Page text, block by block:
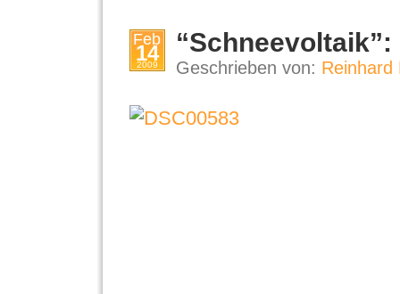
Feb
14
2009 Geschrieben von: Reinhard